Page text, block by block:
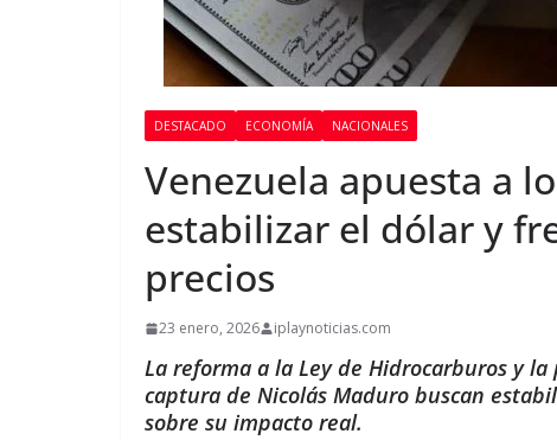
DESTACADO ECONOMÍA NACIONALES
Venezuela apuesta a
estabilizar el dólar y
precios
23 enero, 2026 iplaynoticias.com
La reforma a la Ley de Hidrocarburos y
captura de Nicolás Maduro buscan
sobre su impacto real.